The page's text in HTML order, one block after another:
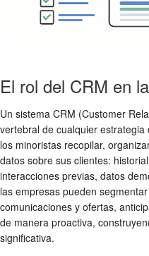
El rol del CRM en
Un sistema CRM (Customer
vertebral de cualquier
los minoristas recopilar,
datos sobre sus clientes:
interacciones previas, datos
las empresas pueden
comunicaciones y ofertas,
de manera proactiva,
significativa.